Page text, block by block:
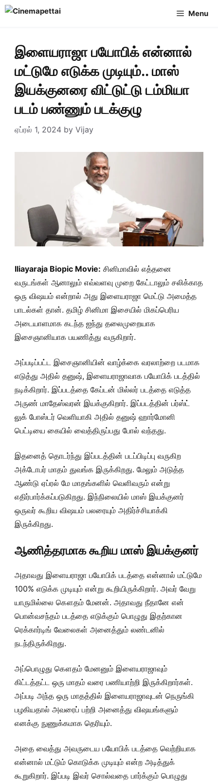
Skip
Menu
இளையராஜா பயோபிக் என்னால்
மட்டுமே எடுக்க முடியும்.. மாஸ்
இயக்குனரை விட்டுட்டு டம்மியா
படம் பண்ணும் படக்குழு
ஏப்ரல் 1, 2024 by Vijay
Iliayaraja Biopic Movie: சினிமாவில் எத்தனை
வருடங்கள் ஆனாலும் எவ்வளவு முறை கேட்டாலும் சலிக்காத
ஒரு விஷயம் என்றால் அது இளையராஜா மெட்டு அமைத்த
பாடல்கள் தான். தமிழ் சினிமா இசையில் மிகப்பெரிய
அடையாளமாக கடந்த ஐந்து தலைமுறையாக
இசைஞானியாக பயணித்து வருகிறார்.
அப்படிப்பட்ட இசைஞானியின் வாழ்க்கை வரலாற்றை படமாக
எடுத்து அதில் தனுஷ், இளையராஜாவாக பயோபிக் படத்தில்
நடிக்கிறார். இப்படத்தை கேப்டன் மில்லர் படத்தை எடுத்த
அருண் மாதேஸ்வரன் இயக்குகிறார். இப்படத்தின் பர்ஸ்ட்
லுக் போஸ்டர் வெளியாகி அதில் தனுஷ் ஹார்மோனி
பெட்டியை கையில் வைத்திருப்பது போல் வந்தது.
இதனைத் தொடர்ந்து இப்படத்தின் படப்பிடிப்பு வருகிற
அக்டோபர் மாதம் துவங்க இருக்கிறது. மேலும் அடுத்த
ஆண்டு ஏப்ரல் மே மாதங்களில் வெளிவரும் என்று
எதிர்பார்க்கப்படுகிறது. இந்நிலையில் மாஸ் இயக்குனர்
ஒருவர் கூறிய விஷயம் பலரையும் அதிர்ச்சியாக்கி
இருக்கிறது.
ஆணித்தரமாக கூறிய மாஸ் இயக்குனர்
அதாவது இளையராஜா பயோபிக் படத்தை என்னால் மட்டுமே
100% எடுக்க முடியும் என்று கூறியிருக்கிறார். அவர் வேறு
யாருமில்லை கௌதம் மேனன். அதாவது நீதானே என்
பொன்வசந்தம் படத்தை எடுக்கும் பொழுது இதற்கான
ரெக்கார்டிங் வேலைகள் அனைத்தும் லண்டனில்
நடந்திருக்கிறது.
அப்பொழுது கௌதம் மேனனும் இளையராஜாவும்
கிட்டத்தட்ட ஒரு மாதம் வரை பணியாற்றி இருக்கிறார்கள்.
அப்படி அந்த ஒரு மாதத்தில் இளையராஜாவுடன் நெருங்கி
பழகியதால் அவரைப் பற்றி அனைத்து விஷயங்களும்
எனக்கு நுணுக்கமாக தெரியும்.
அதை வைத்து அவருடைய பயோபிக் படத்தை வெற்றியாக
என்னால் மட்டும் கொடுக்க முடியும் என்ற அடித்துக்
கூறுகிறார். இப்படி இவர் சொல்வதை பார்க்கும் பொழுது